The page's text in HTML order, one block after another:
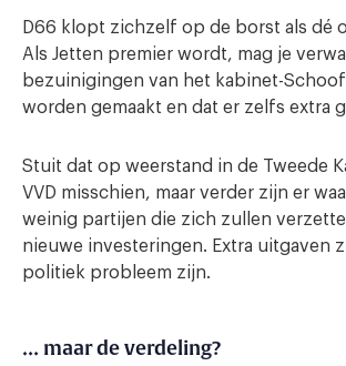
D66 klopt zichzelf op de borst als dé
Als Jetten premier wordt, mag je
bezuinigingen van het kabinet-
worden gemaakt en dat er zelfs extra
Stuit dat op weerstand in de Tweede
VVD misschien, maar verder zijn er
weinig partijen die zich zullen
nieuwe investeringen. Extra uitgaven
politiek probleem zijn.
… maar de verdeling?